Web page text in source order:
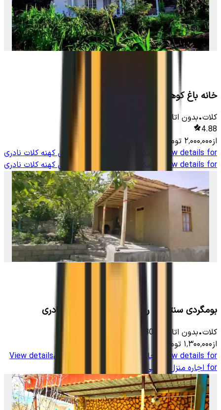
خانه باغ کوهستانی در کلات نادری
کلات•بدون اتاق
4.88
از۲٬۰۰۰٬۰۰۰ تومان
View details for
بومگردی سنتی در روستای سنی کهنه کلات نادری
View details for
بومگردی سنتی در روستای سنی کهنه کلات نادری
بومگردی سنتی در روستای سنی کهنه کلات نادری
کلات•بدون اتاق 300
از۱٬۳۰۰٬۰۰۰ تومان
View details for
اجاره منزل ویلایی در کلات نادریView details
for اجاره منزل ویلایی در کلات نادری